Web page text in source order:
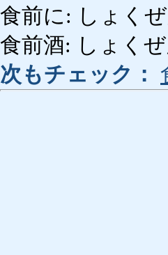
食前に: しょく
食前酒: しょく
次もチェック：